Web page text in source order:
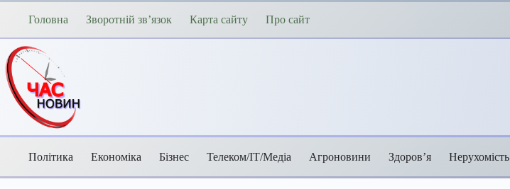
Перейти
Головна Зворотній зв’язок Карта сайту Про сайт
Політика Економіка Бізнес Телеком/ІТ/Медіа Агроновини Здоров’я Нерухомість